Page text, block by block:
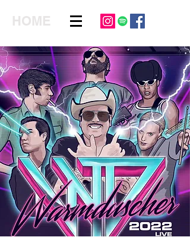
HOME